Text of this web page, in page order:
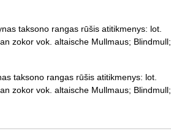
taksono rangas rūšis atitikmenys: lot.
zokor vok. altaische Mullmaus; Blindmull;
taksono rangas rūšis atitikmenys: lot.
zokor vok. altaische Mullmaus; Blindmull;